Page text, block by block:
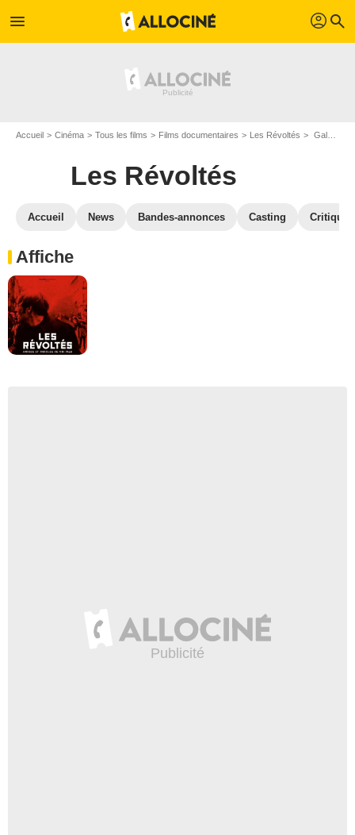
menu profil search
Accueil Cinéma Tous les films Films documentaires Les Révoltés Galerie photos du film Les Révoltés
Les Révoltés
Accueil News Bandes-annonces Casting
Affiche